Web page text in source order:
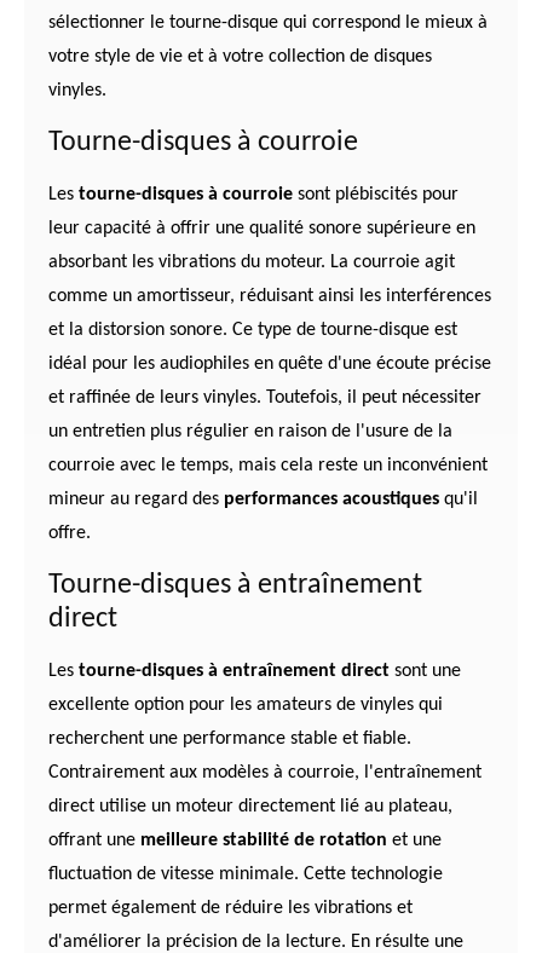
sélectionner le tourne-disque qui correspond le mieux à
votre style de vie et à votre collection de disques
vinyles.
Tourne-disques à courroie
Les tourne-disques à courroie sont plébiscités pour
leur capacité à offrir une qualité sonore supérieure en
absorbant les vibrations du moteur. La courroie agit
comme un amortisseur, réduisant ainsi les interférences
et la distorsion sonore. Ce type de tourne-disque est
idéal pour les audiophiles en quête d'une écoute précise
et raffinée de leurs vinyles. Toutefois, il peut nécessiter
un entretien plus régulier en raison de l'usure de la
courroie avec le temps, mais cela reste un inconvénient
mineur au regard des performances acoustiques qu'il
offre.
Tourne-disques à entraînement
direct
Les tourne-disques à entraînement direct sont une
excellente option pour les amateurs de vinyles qui
recherchent une performance stable et fiable.
Contrairement aux modèles à courroie, l'entraînement
direct utilise un moteur directement lié au plateau,
offrant une meilleure stabilité de rotation et une
fluctuation de vitesse minimale. Cette technologie
permet également de réduire les vibrations et
d'améliorer la précision de la lecture. En résulte une